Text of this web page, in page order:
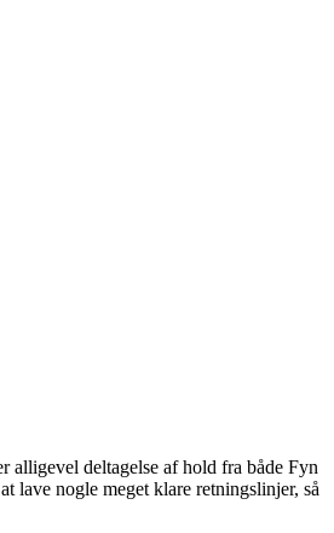
alligevel deltagelse af hold fra både Fyn
lave nogle meget klare retningslinjer, så